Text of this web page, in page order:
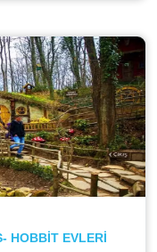
HOBBİT EVLERİ